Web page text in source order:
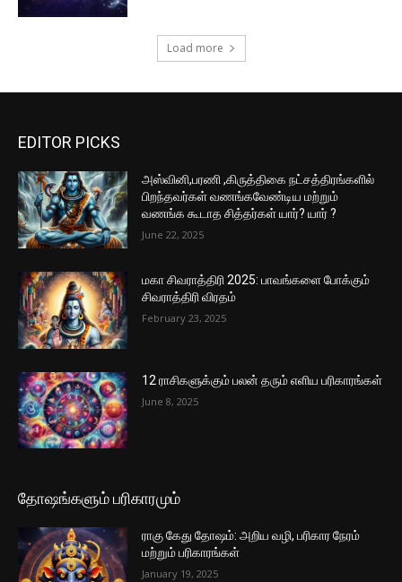
Load more
EDITOR PICKS
அஸ்வினி,பரணி ,கிருத்திகை நட்சத்திரங்களில்
பிறந்தவர்கள் வணங்கவேண்டிய மற்றும்
வணங்க கூடாத சித்தர்கள் யார்? யார் ?
June 22, 2025
மகா சிவராத்திரி 2025: பாவங்களை போக்கும்
சிவராத்திரி விரதம்
February 23, 2025
12 ராசிகளுக்கும் பலன் தரும் எளிய பரிகாரங்கள்
June 8, 2025
தோஷங்களும் பரிகாரமும்
ராகு கேது தோஷம்: அறிய வழி, பரிகார நேரம்
மற்றும் பரிகாரங்கள்
January 19, 2025